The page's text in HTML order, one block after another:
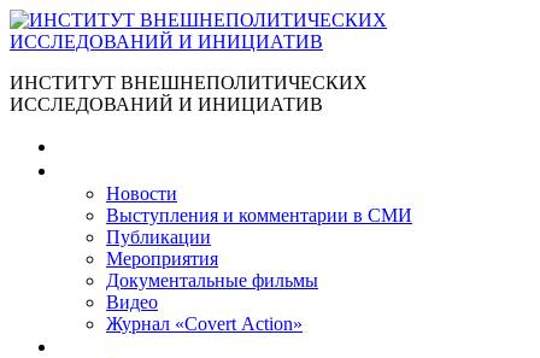
ИНСТИТУТ ВНЕШНЕПОЛИТИЧЕСКИХ
ИССЛЕДОВАНИЙ И ИНИЦИАТИВ
Новости
Выступления и коммента­рии в СМИ
Публикации
Мероприятия
Документальные фильмы
Видео
Журнал «Covert Action»